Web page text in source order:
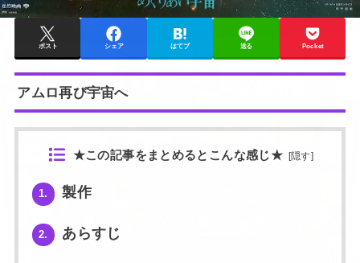
ポスト シェア はてブ 送る Pocket
アムロ再び宇宙へ
★この記事をまとめるとこんな感じ★ [隠す]
1. 製作
2. あらすじ